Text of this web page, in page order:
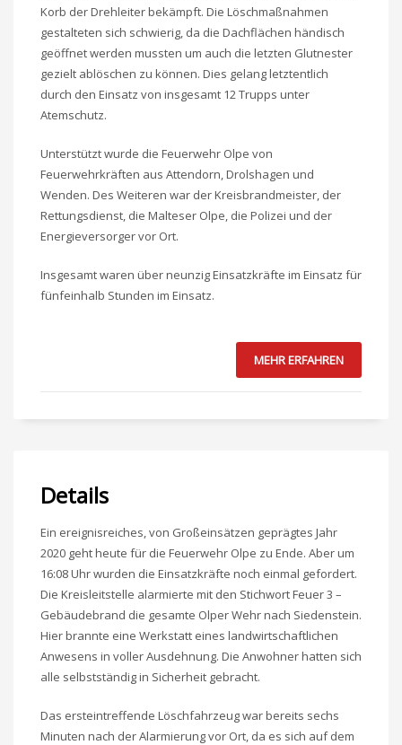
Korb der Drehleiter bekämpft. Die Löschmaßnahmen
gestalteten sich schwierig, da die Dachflächen händisch
geöffnet werden mussten um auch die letzten Glutnester
gezielt ablöschen zu können. Dies gelang letztentlich
durch den Einsatz von insgesamt 12 Trupps unter
Atemschutz.
Unterstützt wurde die Feuerwehr Olpe von
Feuerwehrkräften aus Attendorn, Drolshagen und
Wenden. Des Weiteren war der Kreisbrandmeister, der
Rettungsdienst, die Malteser Olpe, die Polizei und der
Energieversorger vor Ort.
Insgesamt waren über neunzig Einsatzkräfte im Einsatz für
fünfeinhalb Stunden im Einsatz.
MEHR ERFAHREN
Details
Ein ereignisreiches, von Großeinsätzen geprägtes Jahr
2020 geht heute für die Feuerwehr Olpe zu Ende. Aber um
16:08 Uhr wurden die Einsatzkräfte noch einmal gefordert.
Die Kreisleitstelle alarmierte mit den Stichwort Feuer 3 –
Gebäudebrand die gesamte Olper Wehr nach Siedenstein.
Hier brannte eine Werkstatt eines landwirtschaftlichen
Anwesens in voller Ausdehnung. Die Anwohner hatten sich
alle selbstständig in Sicherheit gebracht.
Das ersteintreffende Löschfahrzeug war bereits sechs
Minuten nach der Alarmierung vor Ort, da es sich auf dem